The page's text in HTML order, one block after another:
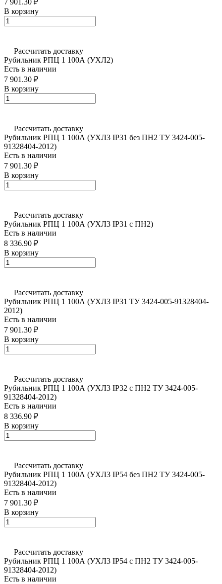
7 901.30 ₽
В корзину
Рассчитать доставку
Рубильник РПЦ 1 100А (УХЛ2)
Есть в наличии
7 901.30 ₽
В корзину
Рассчитать доставку
Рубильник РПЦ 1 100А (УХЛ3 IP31 без ПН2 ТУ 3424-005-
91328404-2012)
Есть в наличии
7 901.30 ₽
В корзину
Рассчитать доставку
Рубильник РПЦ 1 100А (УХЛ3 IP31 с ПН2)
Есть в наличии
8 336.90 ₽
В корзину
Рассчитать доставку
Рубильник РПЦ 1 100А (УХЛ3 IP31 ТУ 3424-005-91328404-
2012)
Есть в наличии
7 901.30 ₽
В корзину
Рассчитать доставку
Рубильник РПЦ 1 100А (УХЛ3 IP32 с ПН2 ТУ 3424-005-
91328404-2012)
Есть в наличии
8 336.90 ₽
В корзину
Рассчитать доставку
Рубильник РПЦ 1 100А (УХЛ3 IP54 без ПН2 ТУ 3424-005-
91328404-2012)
Есть в наличии
7 901.30 ₽
В корзину
Рассчитать доставку
Рубильник РПЦ 1 100А (УХЛ3 IP54 с ПН2 ТУ 3424-005-
91328404-2012)
Есть в наличии